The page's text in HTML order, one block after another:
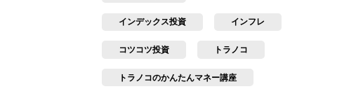
インデックス投資 インフレ
コツコツ投資 トラノコ
トラノコのかんたんマネー講座